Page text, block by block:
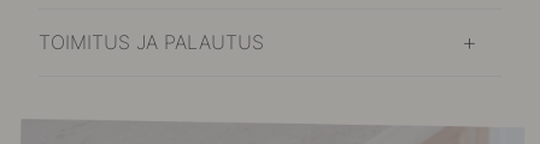
TOIMITUS JA PALAUTUS